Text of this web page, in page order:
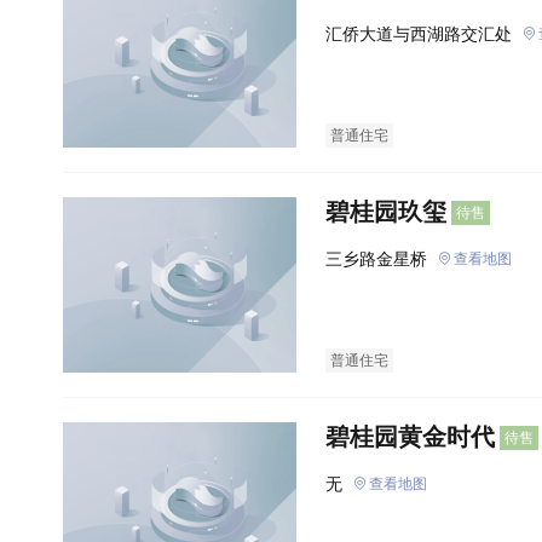
汇侨大道与西湖路交汇处
普通住宅
碧桂园玖玺 待售
三乡路金星桥 查看地图
普通住宅
碧桂园黄金时代 待售
无 查看地图